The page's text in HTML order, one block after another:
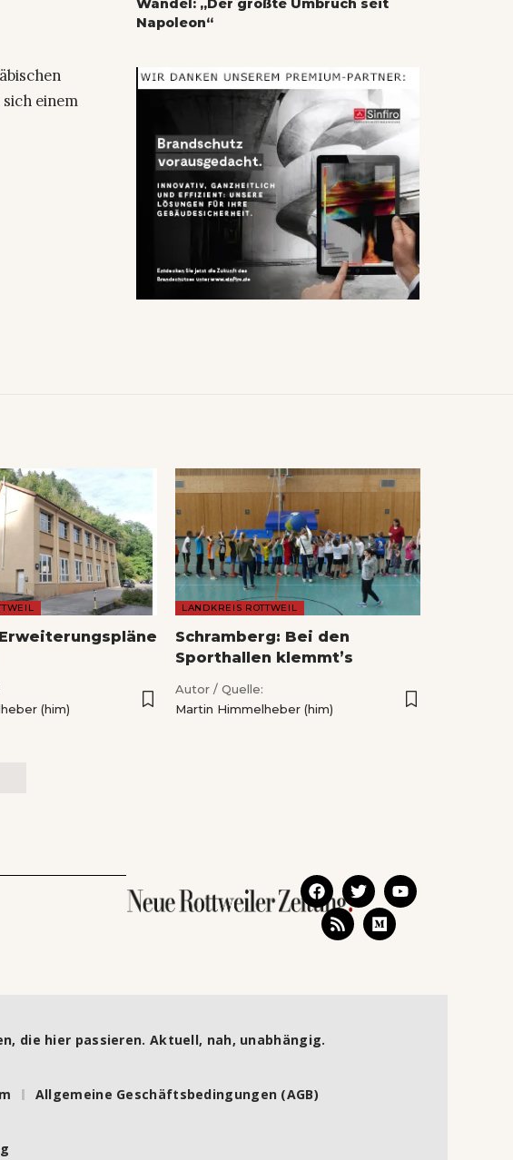
einem
Wandel: „Der größte Umbruch seit
Napoleon“
(him)
LANDKREIS ROTTWEIL
Schramberg: Bei den
Sporthallen klemmt’s
Autor / Quelle:
Martin Himmelheber (him)
die hier passieren. Aktuell, nah, unabhängig.
Allgemeine Geschäftsbedingungen (AGB)